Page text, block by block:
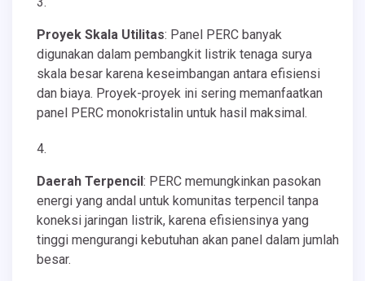
Proyek Skala Utilitas: Panel PERC banyak
digunakan dalam pembangkit listrik tenaga surya
skala besar karena keseimbangan antara efisiensi
dan biaya. Proyek-proyek ini sering memanfaatkan
panel PERC monokristalin untuk hasil maksimal.
Daerah Terpencil : PERC memungkinkan pasokan
energi yang andal untuk komunitas terpencil tanpa
koneksi jaringan listrik, karena efisiensinya yang
tinggi mengurangi kebutuhan akan panel dalam jumlah
besar.